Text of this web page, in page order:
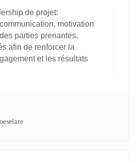
de projet:
motivation
parties prenantes,
afin de renforcer la
et les résultats